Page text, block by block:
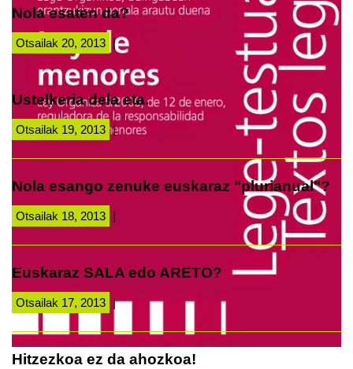
Nola esaten da?
Otsailak 20, 2013 |
Ustelkeria dela eta.
Otsailak 19, 2013 |
Nola esango zenuke euskaraz "plurianual"?
Otsailak 18, 2013
Euskaraz SALA edo ARETO?
Otsailak 17, 2013 |
Hitzezkoa ez da ahozkoa!